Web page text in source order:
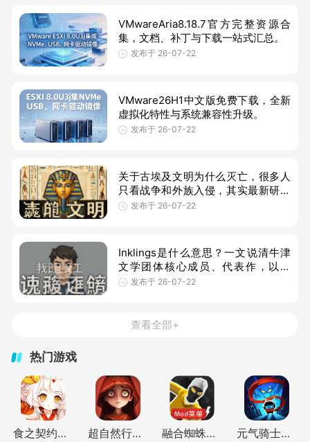
VMwareAria8.18.7官方完整资源合
集，文档、补丁与下载一站式汇总。
发布于 26-07-22
VMware26H1中文版免费下载，全新
虚拟化特性与系统兼容性升级。
发布于 26-07-22
关于古埃及文明为什么灭亡，很多人
只看战争和外族入侵，其实最新研究
发现气候、饥荒、内乱和权力分裂才
发布于 26-07-22
Inklings是什么意思？一文说清牛津
文学团体核心成员、代表作，以及
2026年值得关注的作品与纪念动态，
发布于 26-07-22
查看全部+
热门游戏
食之契约正式服手机版v3.73.1安卓版 超自然行动组手游官方正版v1.31.3.001 最新版 融合蜘蛛侠模组版(中文辅助菜单)v2.03 最新版 元气骑士国际服(Soul Knight)v8.4.0最新版